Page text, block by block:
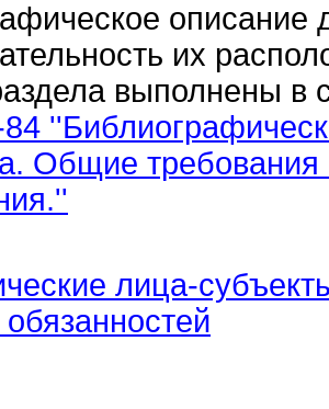
описание
их
выполнены в
Общие требования
лица-